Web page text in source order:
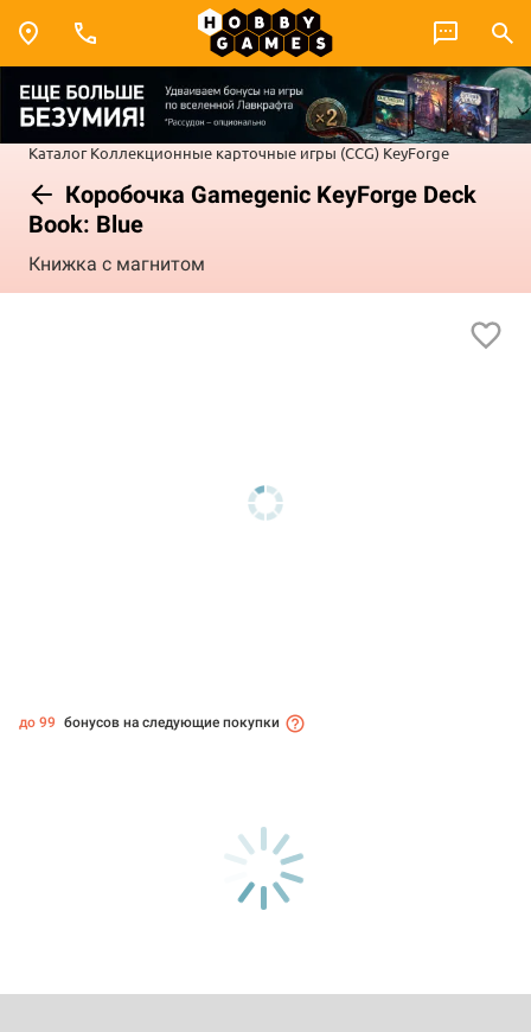
Каталог Коллекционные карточные игры (CCG) KeyForge
Коробочка Gamegenic KeyForge Deck
Book: Blue
Книжка с магнитом
до 99 бонусов на следующие покупки